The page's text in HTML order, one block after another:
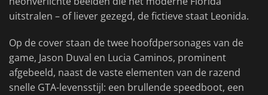
uitstralen – of liever gezegd, de fictieve staat Leonida.
Op de cover staan de twee hoofdpersonages van de
game, Jason Duval en Lucia Caminos, prominent
afgebeeld, naast de vaste elementen van de razend
snelle GTA-levensstijl: een brullende speedboot, een